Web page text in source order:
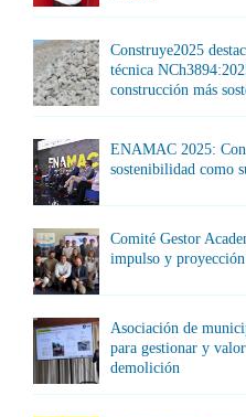
Construye2025
técnica
construcción más
ENAMAC 2025:
sostenibilidad como
Comité Gestor
impulso y
Asociación de
para gestionar y
demolición